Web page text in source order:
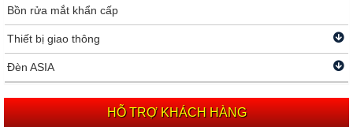
Bồn rửa mắt khẩn cấp
Thiết bị giao thông
Đèn ASIA
HỖ TRỢ KHÁCH HÀNG